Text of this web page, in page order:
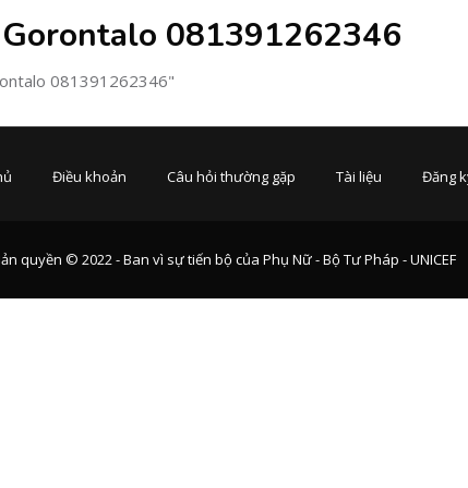
081391262346
081391262346"
Điều khoản Câu hỏi thường gặp Tài liệu Đăng
quyền © 2022 - Ban vì sự tiến bộ của Phụ Nữ - Bộ Tư Pháp - UNICEF